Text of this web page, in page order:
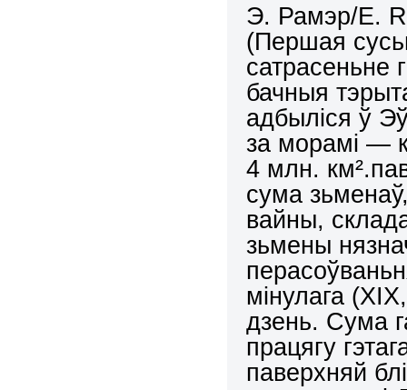
Э. Рамэр/E.
(Першая
сатрасеньне
бачныя
адбыліся ў
за морамі —
4 млн.
сума
вайны,
зьмены
мінулага
дзень. Сума
працягу
паверхняй